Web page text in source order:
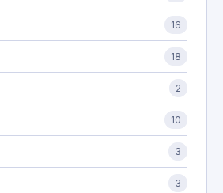
16
18
2
10
3
3